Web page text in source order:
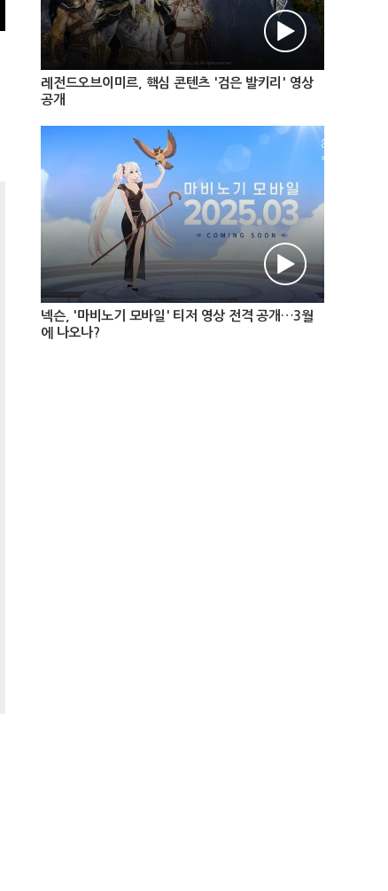
리바운드 볼즈
최고의 중독성! 미니멀한 게임
플레이! 그저 부수는 것에만
레전드오브이미르, 핵심 콘텐츠 '검은 발키리' 영상
공개
넥슨, '마비노기 모바일' 티저 영상 전격 공개…3월
에 나오나?